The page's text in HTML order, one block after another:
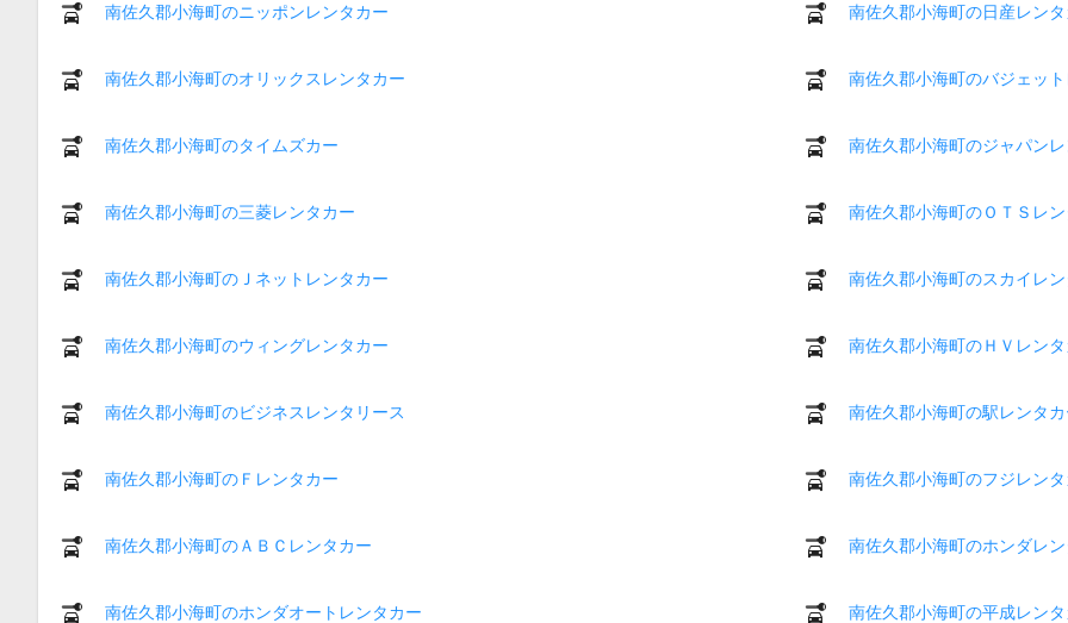
南佐久郡小海町のニッポンレンタカー 南佐久郡小海町の日産レン
南佐久郡小海町のオリックスレンタカー 南佐久郡小海町のバジェッ
南佐久郡小海町のタイムズカー 南佐久郡小海町のジャパン
南佐久郡小海町の三菱レンタカー 南佐久郡小海町のＯＴＳレ
南佐久郡小海町のＪネットレンタカー 南佐久郡小海町のスカイレ
南佐久郡小海町のウィングレンタカー 南佐久郡小海町のＨＶレン
南佐久郡小海町のビジネスレンタリース 南佐久郡小海町の駅レンタカ
南佐久郡小海町のＦレンタカー 南佐久郡小海町のフジレン
南佐久郡小海町のＡＢＣレンタカー 南佐久郡小海町のホンダレ
南佐久郡小海町のホンダオートレンタカー 南佐久郡小海町の平成レン